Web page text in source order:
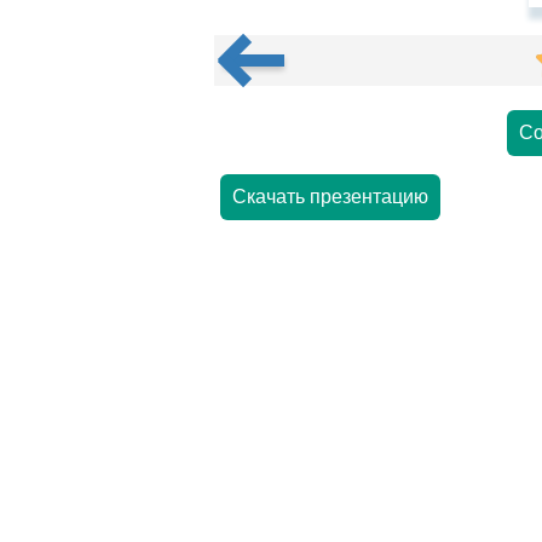
Скачать презентацию